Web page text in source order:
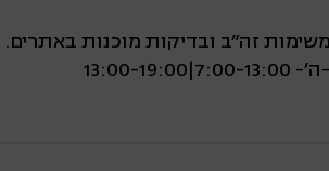
זה"ב ובדיקות מוכנות באתרים.